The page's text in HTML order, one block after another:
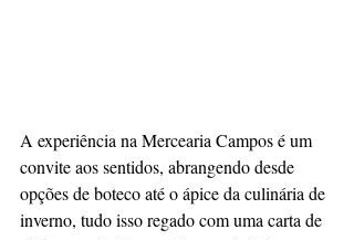
A experiência na Mercearia Campos é um
convite aos sentidos, abrangendo desde
opções de boteco até o ápice da culinária de
inverno, tudo isso regado com uma carta de